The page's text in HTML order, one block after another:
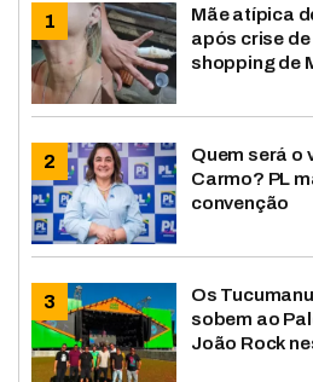
Mãe atípica
após crise
shopping de
Quem será o
Carmo? PL
convenção
Os
sobem ao
João Rock